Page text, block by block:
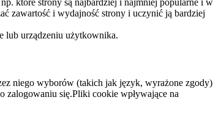
zawartość i wydajność strony i uczynić ją bardziej
lub urządzeniu użytkownika.
niego wyborów (takich jak język, wyrażone zgody)
się.Pliki cookie wpływające na